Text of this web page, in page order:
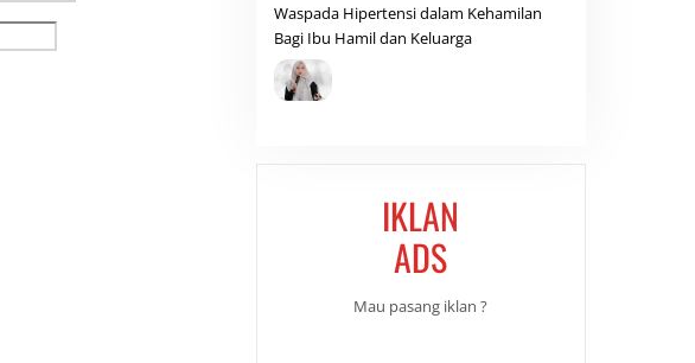
Waspada Hipertensi dalam Kehamilan
Bagi Ibu Hamil dan Keluarga
IKLAN
ADS
Mau pasang iklan ?